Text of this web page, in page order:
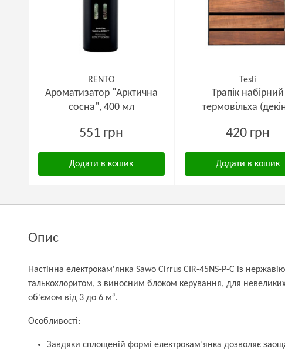
RENTO
Ароматизатор "Арктична
сосна", 400 мл
551 грн
Додати в кошик
Tesli
Трапік набірний
термовільха
420 грн
Додати в кошик
Опис
Настінна електрокам'янка Sawo Cirrus CIR-45NS-P-C із
талькохлоритом, з виносним блоком керування, для невеликих
об'ємом від 3 до 6 м³.
Особливості:
Завдяки сплощеній формі електрокам’янка дозволяє